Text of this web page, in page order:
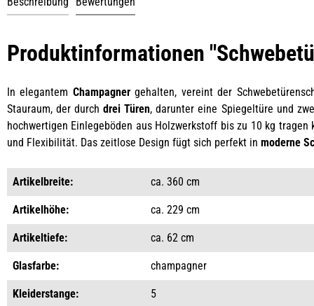
Produktinformationen
In elegantem Champagnergehalten, vereint der
Stauraum, der durchdrei Türen, darunter eine Spiegeltüre und
hochwertigen Einlegeböden aus Holzwerkstoff bis zu 10 kg
und Flexibilität. Das zeitlose Design fügt sich perfekt in moderne
Artikelbreite: ca. 360 cm
Artikelhöhe: ca. 229 cm
Artikeltiefe: ca. 62 cm
Glasfarbe: champagner
Kleiderstange: 5